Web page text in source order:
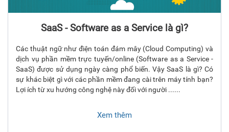
SaaS - Software as a Service là gì?
Các thuật ngữ như điện toán đám mây (Cloud Computing) và
dịch vụ phần mềm trực tuyến/online (Software as a Service -
SaaS) được sử dụng ngày càng phổ biến. Vậy SaaS là gì? Có
sự khác biệt gì với các phần mềm đang cài trên máy tính bạn?
Lợi ích từ xu hướng công nghệ này đối với người ......
Xem thêm